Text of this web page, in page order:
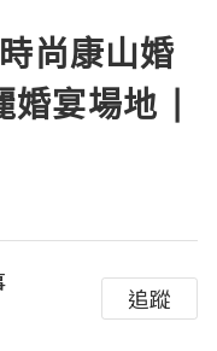
尚康山婚
婚宴場地 |
追蹤